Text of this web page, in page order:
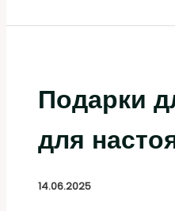
Подарки
для
14.06.2025